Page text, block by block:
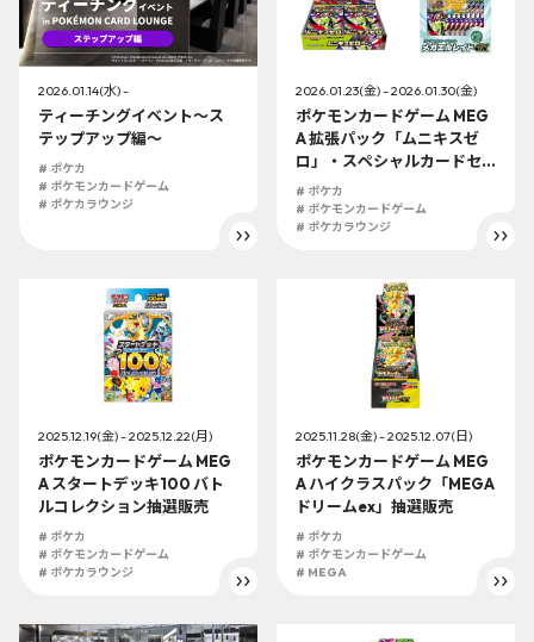
2026.01.14(水) -
ティーチングイベント～ス
テップアップ編～
# ポケカ
# ポケモンカードゲーム
# ポケカラウンジ
2026.01.23(金) - 2026.01.30(金)
ポケモンカードゲーム MEG
A 拡張パック「ムニキスゼ
ロ」・スペシャルカードセ
ット メガエルレイドex抽選
販売
# ポケカ
# ポケモンカードゲーム
# ポケカラウンジ
2025.12.19(金) - 2025.12.22(月)
ポケモンカードゲーム MEG
A スタートデッキ100 バト
ルコレクション抽選販売
# ポケカ
# ポケモンカードゲーム
# ポケカラウンジ
2025.11.28(金) - 2025.12.07(日)
ポケモンカードゲーム MEG
A ハイクラスパック「MEGA
ドリームex」抽選販売
# ポケカ
# ポケモンカードゲーム
# MEGA